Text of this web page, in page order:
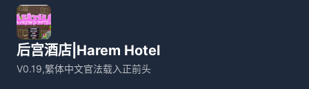
后宫酒店|Harem Hotel
V0.19,繁体中文官法载入正前头